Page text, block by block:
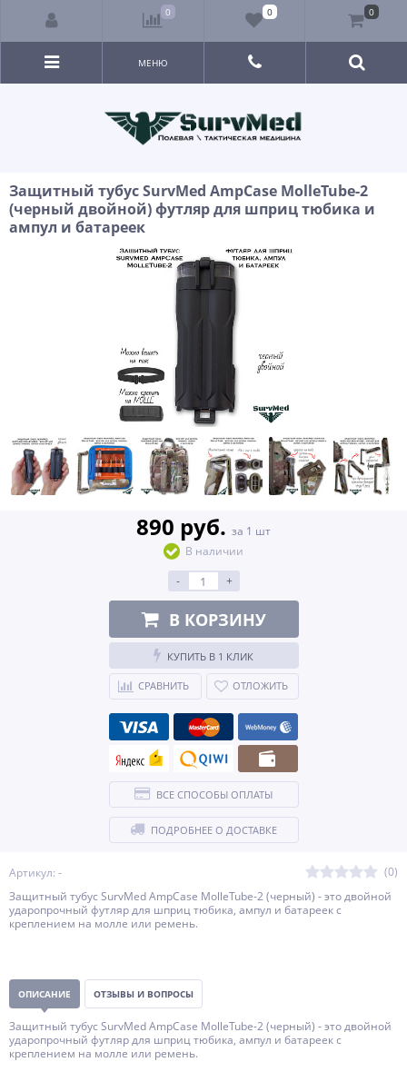
МЕНЮ
Защитный тубус SurvMed AmpCase MolleTube-2
(черный двойной) футляр для шприц тюбика и
ампул и батареек
Артикул: -
(0)
Защитный тубус SurvMed AmpCase MolleTube-2 (черный) - это двойной
ударопрочный футляр для шприц тюбика, ампул и батареек с
креплением на молле или ремень.
890 руб. за 1 шт
В наличии
-
+
В КОРЗИНУ
КУПИТЬ В 1 КЛИК
СРАВНИТЬ ОТЛОЖИТЬ
ВСЕ СПОСОБЫ ОПЛАТЫ
ПОДРОБНЕЕ О ДОСТАВКЕ
ОПИСАНИЕ ОТЗЫВЫ И ВОПРОСЫ
Защитный тубус SurvMed AmpCase MolleTube-2 (черный) - это двойной
ударопрочный футляр для шприц тюбика, ампул и батареек с
креплением на молле или ремень.
0 0 0